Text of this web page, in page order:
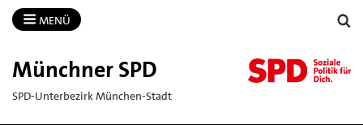
MENÜ
Münchner SPD
SPD-Unterbezirk München-Stadt